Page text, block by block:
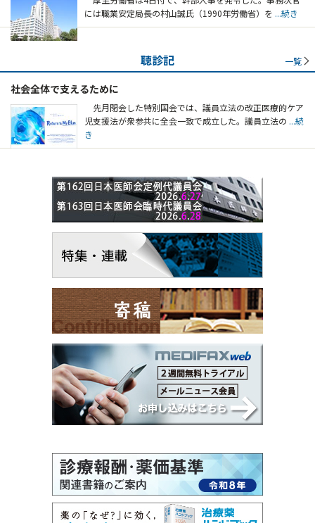
には職業安定局長の村山誠氏（1990年労働省）を ...続き
聴診記 一覧
社会全体で支えるために
先月閉会した特別国会では、議員立法の改正医療的ケア
児支援法が衆参共に全会一致で成立した。議員立法の ...続
き